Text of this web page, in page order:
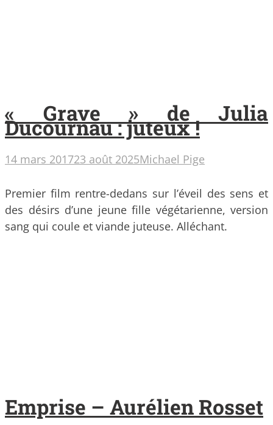
« Grave » de Julia
Ducournau : juteux !
14 mars 201723 août 2025Michael Pige
Premier film rentre-dedans sur l’éveil des sens et
des désirs d’une jeune fille végétarienne, version
sang qui coule et viande juteuse. Alléchant.
Emprise – Aurélien Rosset